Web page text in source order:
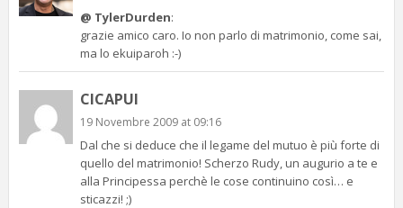
@ TylerDurden:
grazie amico caro. Io non parlo di matrimonio, come sai,
ma lo ekuiparoh :-)
CICAPUI
19 Novembre 2009 at 09:16
Dal che si deduce che il legame del mutuo è più forte di
quello del matrimonio! Scherzo Rudy, un augurio a te e
alla Principessa perchè le cose continuino così… e
sticazzi! ;)